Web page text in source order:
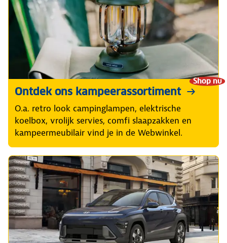
Shop nu
Ontdek ons kampeerassortiment
O.a. retro look campinglampen, elektrische
koelbox, vrolijk servies, comfi slaapzakken en
kampeermeubilair vind je in de Webwinkel.